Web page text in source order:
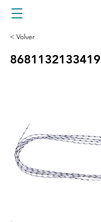
< Volver
8681132133419